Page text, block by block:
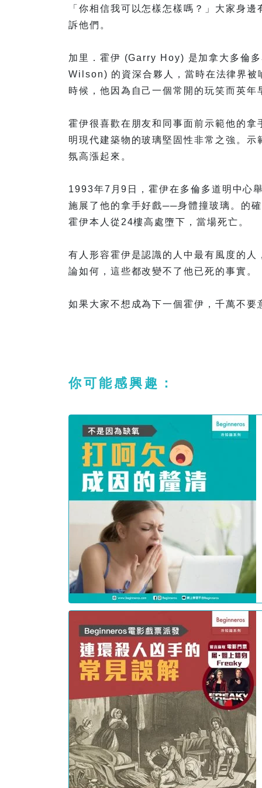
「你相信我可以怎樣怎樣嗎？」大家身
訴他們。
加里．霍伊 (Garry Hoy) 是加拿大多倫
Wilson) 的資深合夥人，當時在法律界被
時候，他因為自己一個常開的玩笑而英年
霍伊很喜歡在朋友和同事面前示範他的
明現代建築物的玻璃堅固性非常之強。
氛高漲起來。
1993年7月9日，霍伊在多倫多道明中心
施展了他的拿手好戲──身體撞玻璃。的
霍伊本人從24樓高處墮下，當場死亡。
有人形容霍伊是認識的人中最有風度的
論如何，這些都改變不了他已死的事實。
如果大家不想成為下一個霍伊，千萬不
你可能感興趣：